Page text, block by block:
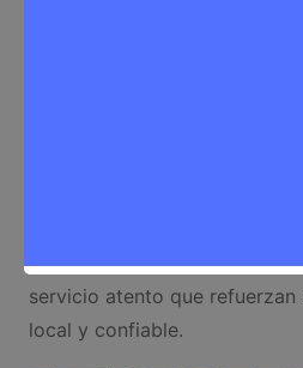
amigos o en pareja, con
servicio atento que
local y confiable.